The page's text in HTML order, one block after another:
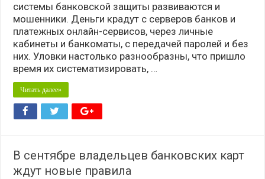
системы банковской защиты развиваются и
мошенники. Деньги крадут с серверов банков и
платежных онлайн-сервисов, через личные
кабинеты и банкоматы, с передачей паролей и без
них. Уловки настолько разнообразны, что пришло
время их систематизировать, …
Читать далее»
В сентябре владельцев банковских карт
ждут новые правила